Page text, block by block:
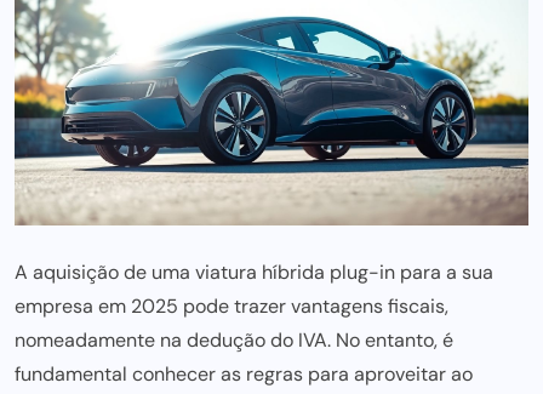
A aquisição de uma viatura híbrida plug-in para a sua
empresa em 2025 pode trazer vantagens fiscais,
nomeadamente na dedução do IVA. No entanto, é
fundamental conhecer as regras para aproveitar ao